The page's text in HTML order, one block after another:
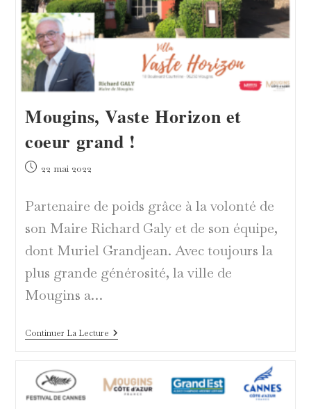
Mougins, Vaste Horizon et
coeur grand !
Publication
22 mai 2022
Partenaire de poids grâce à la volonté de
son Maire Richard Galy et de son équipe,
dont Muriel Grandjean. Avec toujours la
plus grande générosité, la ville de
Mougins a…
Continuer La LectureMougins,
Coeur
Grand